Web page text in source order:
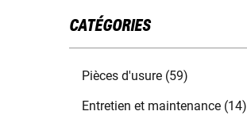
CATÉGORIES
Pièces d'usure (59)
Entretien et maintenance (14)